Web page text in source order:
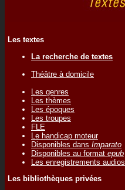
Les textes
La recherche de textes
Théâtre à domicile
Les genres
Les thèmes
Les époques
Les troupes
FLE
Le handicap moteur
Disponibles dans Imparato
Disponibles au format epub
Les enregistrements audios
Les bibliothèques privées